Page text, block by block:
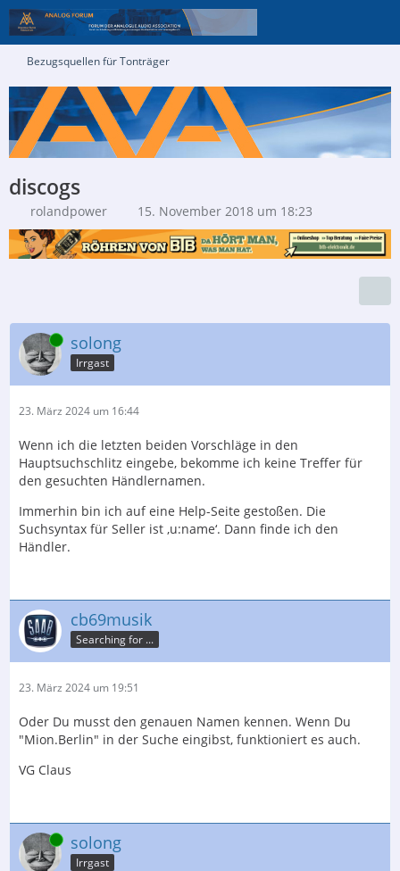
Bezugsquellen für Tonträger
discogs
rolandpower 15. November 2018 um 18:23
Online solong
Irrgast
23. März 2024 um 16:44
Wenn ich die letzten beiden Vorschläge in den
Hauptsuchschlitz eingebe, bekomme ich keine Treffer für
den gesuchten Händlernamen.
Immerhin bin ich auf eine Help-Seite gestoßen. Die
Suchsyntax für Seller ist ‚u:name‘. Dann finde ich den
Händler.
cb69musik
Searching for ...
23. März 2024 um 19:51
Oder Du musst den genauen Namen kennen. Wenn Du
"Mion.Berlin" in der Suche eingibst, funktioniert es auch.
VG Claus
Online solong
Irrgast